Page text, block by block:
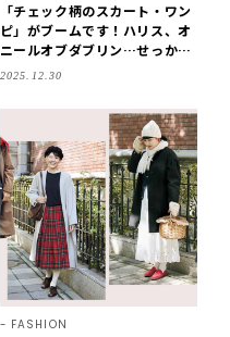
「チェック柄のスカート・ワン
ピ」がブームです！ハリス、オ
ニールオブダブリン…せっかく
取り入れるなら大胆に!
2025.12.30
FASHION